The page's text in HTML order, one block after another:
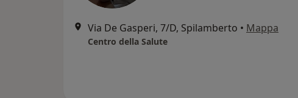
Via De Gasperi, 7/D, Spilamberto • Mappa
Centro della Salute